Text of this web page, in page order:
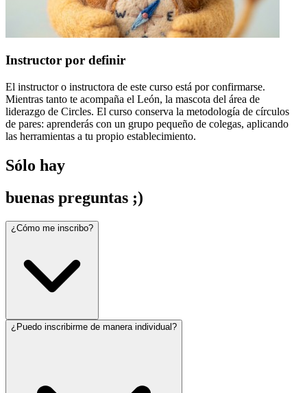
Instructor por definir
El instructor o instructora de este curso está por confirmarse.
Mientras tanto te acompaña el León, la mascota del área de
liderazgo de Circles. El curso conserva la metodología de círculos
de pares: aprenderás con un grupo pequeño de colegas, aplicando
las herramientas a tu propio establecimiento.
Sólo hay
buenas preguntas ;)
¿Cómo me inscribo?
¿Puedo inscribirme de manera individual?